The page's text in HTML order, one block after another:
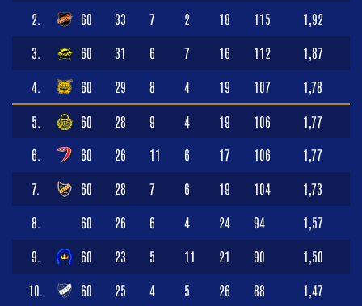
2. 60 33 7 2 18 115 1,92
3. 60 31 6 7 16 112 1,87
4. 60 29 8 4 19 107 1,78
5. 60 28 9 4 19 106 1,77
6. 60 26 11 6 17 106 1,77
7. 60 28 7 6 19 104 1,73
8. 60 26 6 4 24 94 1,57
9. 60 23 5 11 21 90 1,50
10. 60 25 4 5 26 88 1,47